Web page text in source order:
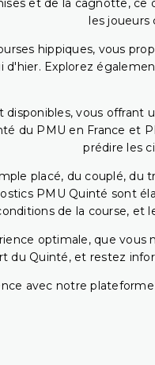
et de la cagnotte,
les
hippiques, vous
Explorez
disponibles, vous
du PMU en France et
prédire les
placé, du couplé,
PMU Quinté sont
de la course, et
optimale, que
du Quinté, et restez
avec notre